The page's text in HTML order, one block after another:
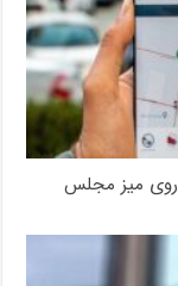
روی میز مجلس